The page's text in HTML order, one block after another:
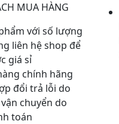
MUA HÀNG
với số lượng
liên hệ shop để
giá sỉ
chính hãng
đổi trả lỗi do
chuyển do
toán